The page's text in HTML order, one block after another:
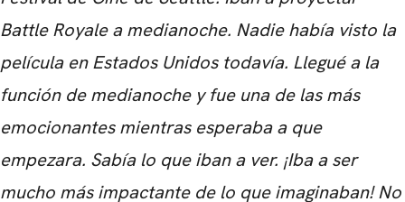
Battle Royale a medianoche. Nadie había visto la
película en Estados Unidos todavía. Llegué a la
función de medianoche y fue una de las más
emocionantes mientras esperaba a que
empezara. Sabía lo que iban a ver. ¡Iba a ser
mucho más impactante de lo que imaginaban! No